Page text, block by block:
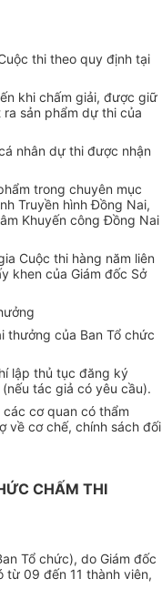
thi theo quy định tại
khi chấm giải, được giữ
sản phẩm dự thi của
nhân dự thi được nhận
trong chuyên mục
Truyền hình Đồng Nai,
Khuyến công Đồng Nai
Cuộc thi hàng năm liên
khen của Giám đốc Sở
thưởng của Ban Tổ chức
lập thủ tục đăng ký
tác giả có yêu cầu).
cơ quan có thẩm
về cơ chế, chính sách đối
CHẤM THI
Tổ chức), do Giám đốc
từ 09 đến 11 thành viên,